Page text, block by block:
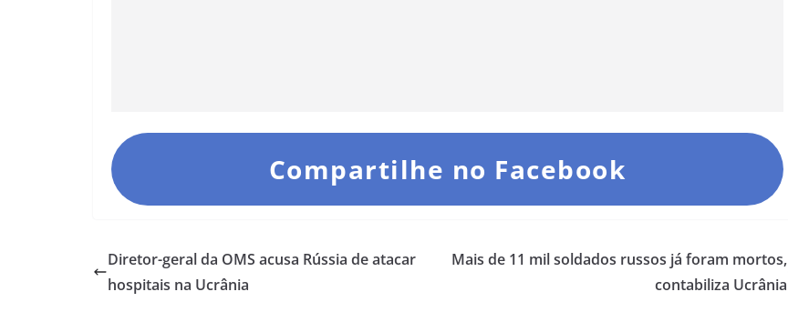
Compartilhe no Facebook
Diretor-geral da OMS acusa Rússia de atacar
hospitais na Ucrânia
Mais de 11 mil soldados russos já foram mortos,
contabiliza Ucrânia